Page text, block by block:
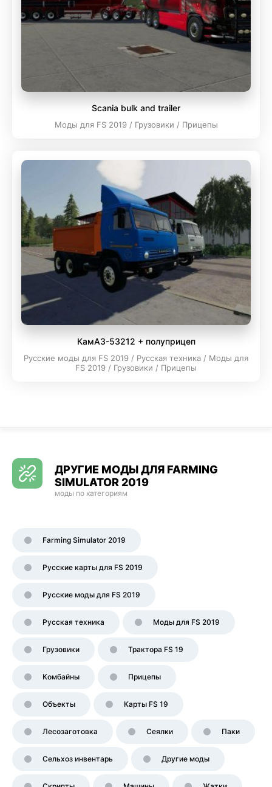
Scania bulk and trailer
Моды для FS 2019 / Грузовики / Прицепы
КамАЗ-53212 + полуприцеп
Русские моды для FS 2019 / Русская техника / Моды для
FS 2019 / Грузовики / Прицепы
ДРУГИЕ МОДЫ ДЛЯ FARMING
SIMULATOR 2019
моды по категориям
Farming Simulator 2019
Русские карты для FS 2019
Русские моды для FS 2019
Русская техника Моды для FS 2019
Грузовики Трактора FS 19
Комбайны Прицепы
Объекты Карты FS 19
Лесозаготовка Сеялки Паки
Сельхоз инвентарь Другие моды